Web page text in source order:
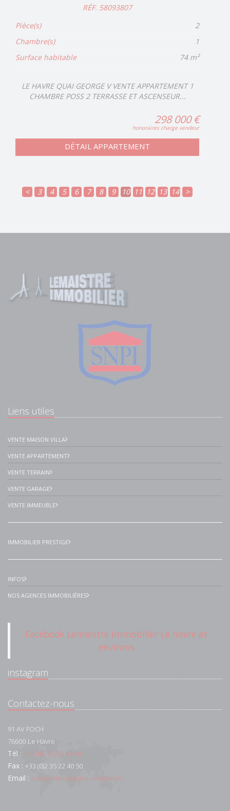
RÉF. 58093807
Pièce(s)
2
Chambre(s)
1
Surface habitable
74 m²
LE HAVRE QUAI GEORGE V VENTE APPARTEMENT 1
CHAMBRE POSS 2 TERRASSE ET ASCENSEUR...
298 000 €
honoraires charge vendeur
DÉTAIL APPARTEMENT
< 3 4 5 6 7 8 9 10 11 12 13 14 >
Liens utiles
VENTE MAISON VILLA
VENTE APPARTEMENT
VENTE TERRAIN
VENTE GARAGE
VENTE IMMEUBLE
IMMOBILIER PRESTIGE
INFOS
NOS AGENCES IMMOBILIÈRES
Facebook Lemaistre Immobilier Le havre et
environs
instagram
Contactez-nous
91 AV FOCH
76600 Le Havre
Tél : +33 (0)2 35 22 44 44
Fax : +33 (0)2 35 22 40 50
Email : contact@lemaistre-immo.com